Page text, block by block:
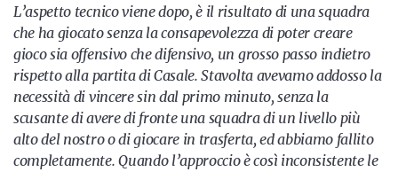
L’aspetto tecnico viene dopo, è il risultato di una squadra
che ha giocato senza la consapevolezza di poter creare
gioco sia offensivo che difensivo, un grosso passo indietro
rispetto alla partita di Casale. Stavolta avevamo addosso la
necessità di vincere sin dal primo minuto, senza la
scusante di avere di fronte una squadra di un livello più
alto del nostro o di giocare in trasferta, ed abbiamo fallito
completamente. Quando l’approccio è così inconsistente le